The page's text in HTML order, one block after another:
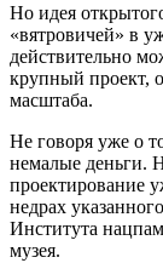
Но идея
«вятровичей» в
действительно
крупный проект,
масштаба.
Не говоря уже о
немалые деньги.
проектирование
недрах
Института
музея.